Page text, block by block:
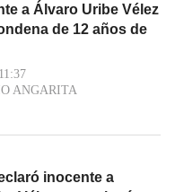
a Álvaro Uribe Vélez
de 12 años de
ANGARITA
inocente a